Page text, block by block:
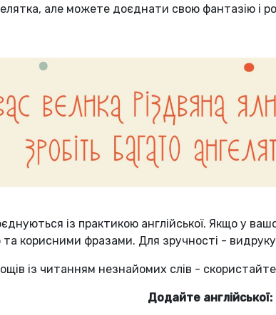
але можете доєднати свою фантазію і
із практикою англійської. Якщо у
та корисними фразами. Для зручності -
із читанням незнайомих слів -
Додайте англійської: